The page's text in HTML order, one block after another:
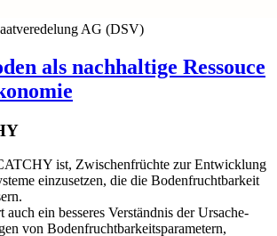
AG (DSV)
als nachhaltige Ressouce
ist, Zwischenfrüchte zur Entwicklung
einzusetzen, die die Bodenfruchtbarkeit
ein besseres Verständnis der Ursache-
von Bodenfruchtbarkeitsparametern,